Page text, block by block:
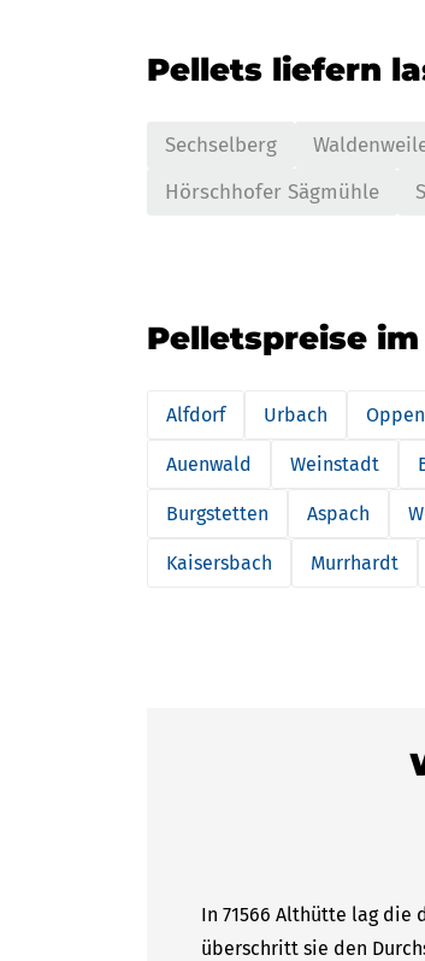
Pellets liefern
Sechselberg
Hörschhofer Sägmühle
Pelletspreise
Alfdorf Urbach
Auenwald Weinstadt
Burgstetten Aspach
Kaisersbach Murrhardt
In 71566 Althütte lag die
überschritt sie den